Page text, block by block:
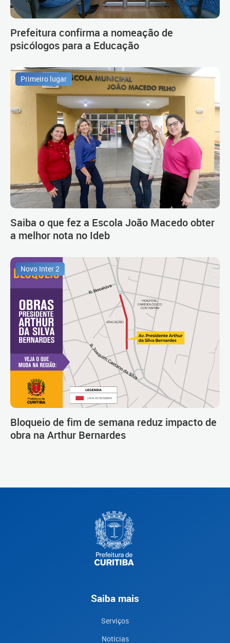
Prefeitura confirma a nomeação de
psicólogos para a Educação
Primeiro lugar
Saiba o que fez a Escola João Macedo obter
a melhor nota no Ideb
Novo Inter 2
Bloqueio de fim de semana reduz impacto de
obra na Arthur Bernardes
Saiba mais
Serviços
Notícias